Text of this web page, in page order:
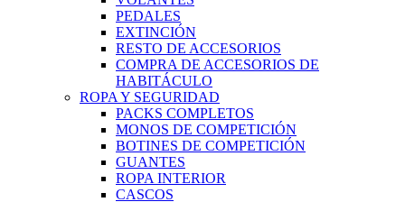
PEDALES
EXTINCIÓN
RESTO DE ACCESORIOS
COMPRA DE ACCESORIOS DE
HABITÁCULO
ROPA Y SEGURIDAD
PACKS COMPLETOS
MONOS DE COMPETICIÓN
BOTINES DE COMPETICIÓN
GUANTES
ROPA INTERIOR
CASCOS